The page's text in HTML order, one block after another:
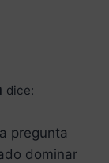
dice:
pregunta
dominar